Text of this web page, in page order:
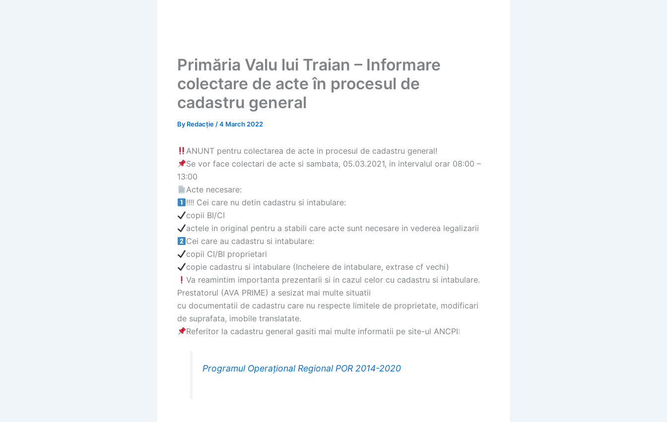
Primăria Valu lui Traian – Informare
colectare de acte în procesul de
cadastru general
By Redacție/4 March 2022
ANUNT pentru colectarea de acte in procesul de cadastru general!
Se vor face colectari de acte si sambata, 05.03.2021, in intervalul orar 08:00 –
13:00
Acte necesare:
!!!! Cei care nu detin cadastru si intabulare:
copii BI/CI
actele in original pentru a stabili care acte sunt necesare in vederea legalizarii
Cei care au cadastru si intabulare:
copii CI/BI proprietari
copie cadastru si intabulare (Incheiere de intabulare, extrase cf vechi)
Va reamintim importanta prezentarii si in cazul celor cu cadastru si intabulare.
Prestatorul (AVA PRIME) a sesizat mai multe situatii
cu documentatii de cadastru care nu respecte limitele de proprietate, modificari
de suprafata, imobile translatate.
Referitor la cadastru general gasiti mai multe informatii pe site-ul ANCPI:
Programul Operațional Regional POR 2014-2020